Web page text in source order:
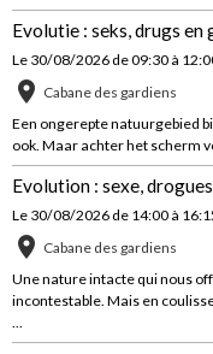
Evolutie : seks, drugs en
Le 30/08/2026de 09:30 à
Cabane des gardiens
Een ongerepte natuurgebied
ook. Maar achter het scherm
Evolution : sexe,
Le 30/08/2026de 14:00 à
Cabane des gardiens
Une nature intacte qui nous
incontestable. Mais en
...